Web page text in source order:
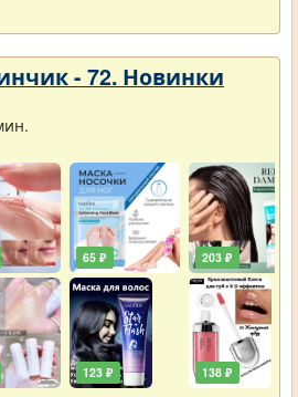
- 72. Новинки
65 ₽
123 ₽
203 ₽
138 ₽